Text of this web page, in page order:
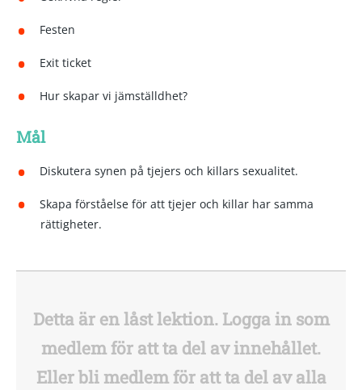
Festen
Exit ticket
Hur skapar vi jämställdhet?
Mål
Diskutera synen på tjejers och killars sexualitet.
Skapa förståelse för att tjejer och killar har samma
rättigheter.
Detta är en låst lektion. Logga in som
medlem för att ta del av innehållet.
Eller bli medlem för att ta del av alla